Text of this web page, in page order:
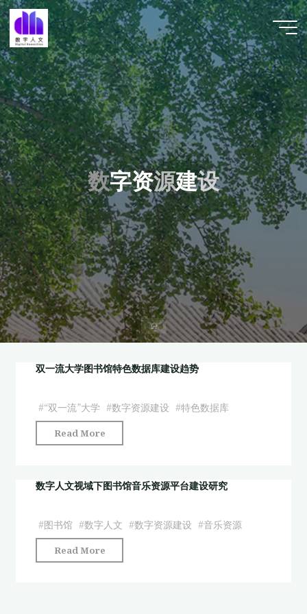
跳
至
内
容
数字人
文 |
DHCN
数字资源
源 建设
首
页
双一流大学图书馆特色数据库建设趋势
#“双一流”大学 #数字资源建设 #特色数据库
Read More
一
大
图
数字人文视域下图书馆音乐资源平台建设研究
#图书馆 #数字人文 #数字资源建设 #音乐资源
Read More
字